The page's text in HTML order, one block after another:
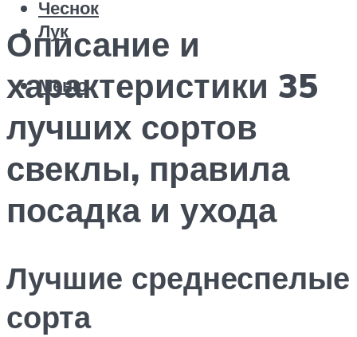
Чеснок
Лук
Меню
Описание и
характеристики 35
лучших сортов
свеклы, правила
посадка и ухода
Лучшие среднеспелые
сорта